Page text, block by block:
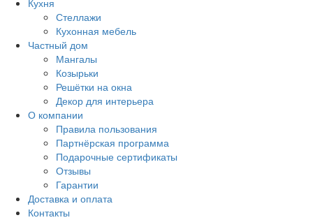
Кухня
Стеллажи
Кухонная мебель
Частный дом
Мангалы
Козырьки
Решётки на окна
Декор для интерьера
О компании
Правила пользования
Партнёрская программа
Подарочные сертификаты
Отзывы
Гарантии
Доставка и оплата
Контакты